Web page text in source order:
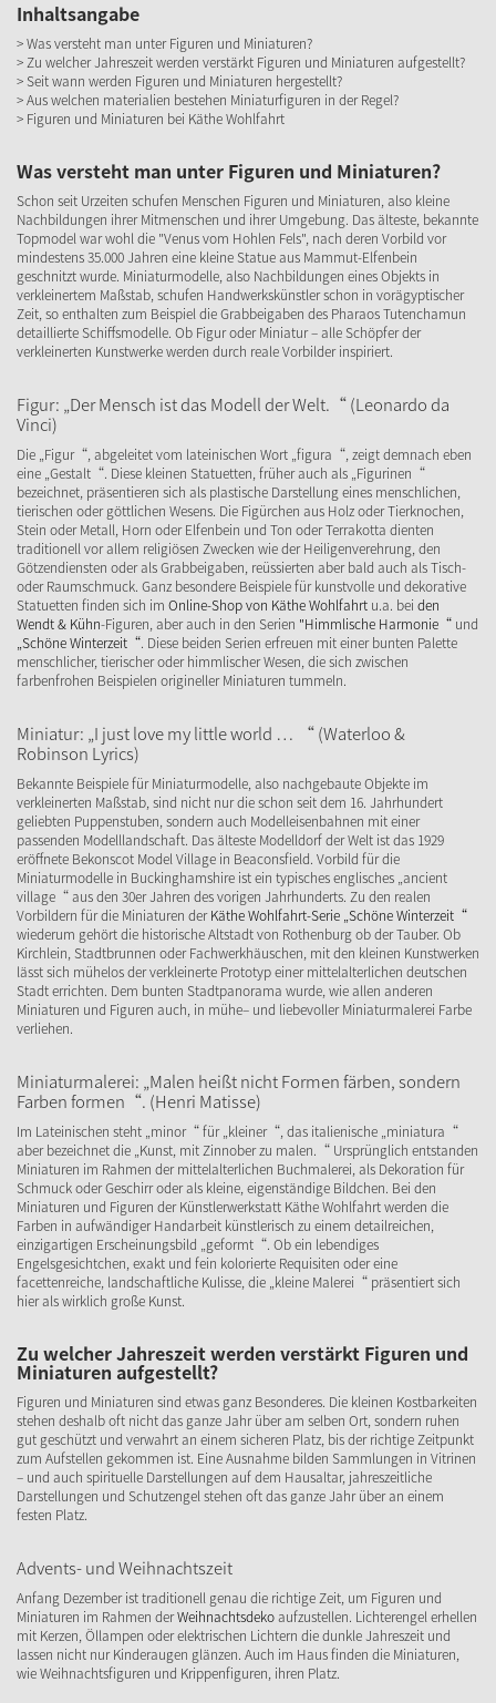
Inhaltsangabe
> Was versteht man unter Figuren und Miniaturen?
> Zu welcher Jahreszeit werden verstärkt Figuren und Miniaturen aufgestellt?
> Seit wann werden Figuren und Miniaturen hergestellt?
> Aus welchen materialien bestehen Miniaturfiguren in der Regel?
> Figuren und Miniaturen bei Käthe Wohlfahrt
Was versteht man unter Figuren und Miniaturen?
Schon seit Urzeiten schufen Menschen Figuren und Miniaturen, also kleine
Nachbildungen ihrer Mitmenschen und ihrer Umgebung. Das älteste, bekannte
Topmodel war wohl die "Venus vom Hohlen Fels", nach deren Vorbild vor
mindestens 35.000 Jahren eine kleine Statue aus Mammut-Elfenbein
geschnitzt wurde. Miniaturmodelle, also Nachbildungen eines Objekts in
verkleinertem Maßstab, schufen Handwerkskünstler schon in vorägyptischer
Zeit, so enthalten zum Beispiel die Grabbeigaben des Pharaos Tutenchamun
detaillierte Schiffsmodelle. Ob Figur oder Miniatur – alle Schöpfer der
verkleinerten Kunstwerke werden durch reale Vorbilder inspiriert.
Figur: „Der Mensch ist das Modell der Welt.“ (Leonardo da
Vinci)
Die „Figur“, abgeleitet vom lateinischen Wort „figura“, zeigt demnach eben
eine „Gestalt“. Diese kleinen Statuetten, früher auch als „Figurinen“
bezeichnet, präsentieren sich als plastische Darstellung eines menschlichen,
tierischen oder göttlichen Wesens. Die Figürchen aus Holz oder Tierknochen,
Stein oder Metall, Horn oder Elfenbein und Ton oder Terrakotta dienten
traditionell vor allem religiösen Zwecken wie der Heiligenverehrung, den
Götzendiensten oder als Grabbeigaben, reüssierten aber bald auch als Tisch-
oder Raumschmuck. Ganz besondere Beispiele für kunstvolle und dekorative
Statuetten finden sich im Online-Shop von Käthe Wohlfahrt u.a. bei den
Wendt & Kühn-Figuren, aber auch in den Serien "Himmlische Harmonie“ und
„Schöne Winterzeit“. Diese beiden Serien erfreuen mit einer bunten Palette
menschlicher, tierischer oder himmlischer Wesen, die sich zwischen
farbenfrohen Beispielen origineller Miniaturen tummeln.
Miniatur: „I just love my little world … “ (Waterloo &
Robinson Lyrics)
Bekannte Beispiele für Miniaturmodelle, also nachgebaute Objekte im
verkleinerten Maßstab, sind nicht nur die schon seit dem 16. Jahrhundert
geliebten Puppenstuben, sondern auch Modelleisenbahnen mit einer
passenden Modelllandschaft. Das älteste Modelldorf der Welt ist das 1929
eröffnete Bekonscot Model Village in Beaconsfield. Vorbild für die
Miniaturmodelle in Buckinghamshire ist ein typisches englisches „ancient
village“ aus den 30er Jahren des vorigen Jahrhunderts. Zu den realen
Vorbildern für die Miniaturen derKäthe Wohlfahrt-Serie „Schöne Winterzeit“
wiederum gehört die historische Altstadt von Rothenburg ob der Tauber. Ob
Kirchlein, Stadtbrunnen oder Fachwerkhäuschen, mit den kleinen Kunstwerken
lässt sich mühelos der verkleinerte Prototyp einer mittelalterlichen deutschen
Stadt errichten. Dem bunten Stadtpanorama wurde, wie allen anderen
Miniaturen und Figuren auch, in mühe– und liebevoller Miniaturmalerei Farbe
verliehen.
Miniaturmalerei: „Malen heißt nicht Formen färben, sondern
Farben formen“. (Henri Matisse)
Im Lateinischen steht „minor“ für „kleiner“, das italienische „miniatura“
aber bezeichnet die „Kunst, mit Zinnober zu malen.“ Ursprünglich entstanden
Miniaturen im Rahmen der mittelalterlichen Buchmalerei, als Dekoration für
Schmuck oder Geschirr oder als kleine, eigenständige Bildchen. Bei den
Miniaturen und Figuren der Künstlerwerkstatt Käthe Wohlfahrt werden die
Farben in aufwändiger Handarbeit künstlerisch zu einem detailreichen,
einzigartigen Erscheinungsbild „geformt“. Ob ein lebendiges
Engelsgesichtchen, exakt und fein kolorierte Requisiten oder eine
facettenreiche, landschaftliche Kulisse, die „kleine Malerei“ präsentiert sich
hier als wirklich große Kunst.
Zu welcher Jahreszeit werden verstärkt Figuren und
Miniaturen aufgestellt?
Figuren und Miniaturen sind etwas ganz Besonderes. Die kleinen Kostbarkeiten
stehen deshalb oft nicht das ganze Jahr über am selben Ort, sondern ruhen
gut geschützt und verwahrt an einem sicheren Platz, bis der richtige Zeitpunkt
zum Aufstellen gekommen ist. Eine Ausnahme bilden Sammlungen in Vitrinen
– und auch spirituelle Darstellungen auf dem Hausaltar, jahreszeitliche
Darstellungen und Schutzengel stehen oft das ganze Jahr über an einem
festen Platz.
Advents- und Weihnachtszeit
Anfang Dezember ist traditionell genau die richtige Zeit, um Figuren und
Miniaturen im Rahmen derWeihnachtsdekoaufzustellen. Lichterengel erhellen
mit Kerzen, Öllampen oder elektrischen Lichtern die dunkle Jahreszeit und
lassen nicht nur Kinderaugen glänzen. Auch im Haus finden die Miniaturen,
wie Weihnachtsfiguren und Krippenfiguren, ihren Platz.